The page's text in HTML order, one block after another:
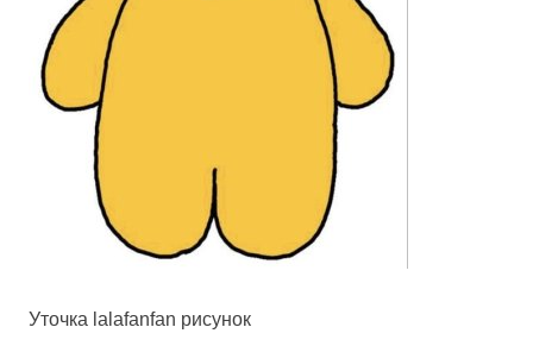
Уточка lalafanfan рисунок